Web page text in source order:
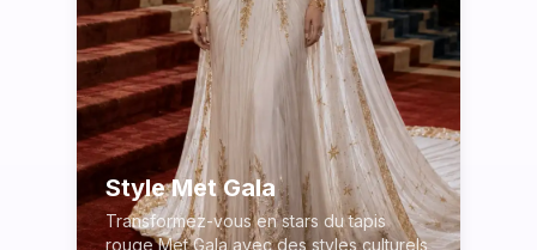
Style Met Gala
Transformez-vous en stars du tapis
rouge Met Gala avec des styles culturels